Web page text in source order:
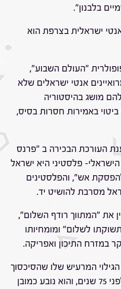
בלבנון".
ישראלית בצרפת הוא
"העולם השבוע",
אנטי ישראלים שלא
מושג בהיסטוריה
ביטוי באמירות חסרות בסיס,
העורכת הבכירה ב "פרנס
הישראלי- פלסטיני היא ישראל
אש", והפלסטינים
מסרבת להושיט יד.
את "המתווך רודף השלום",
לשלום" ומומחיותו
במזרח התיכון ואפריקה.
המרעיש שלו שהסיכסוך
בינינו לבין הפלסטינאים החל לדבריו לפני 75 שנים, והוא נובע כמובן